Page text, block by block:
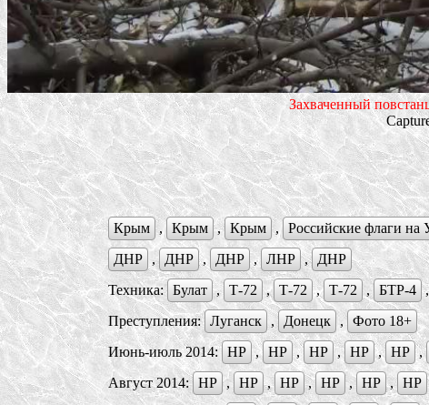
Захваченный
Крым , Крым , Крым , Российские флаги на
ДНР
, ДНР , ДНР , ЛНР , ДНР
Техника: Булат , Т-72 , Т-72 , Т-72 , БTР-4
Преступления: Луганск , Донецк , Фото 18+
Июнь-июль 2014: НР , НР , НР , НР , НР ,
Август 2014: НР , НР , НР , НР , НР , НР